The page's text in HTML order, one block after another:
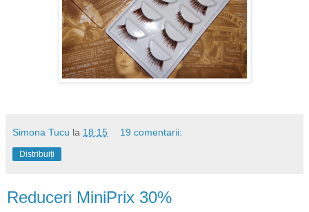
Simona Tucu la 18:15 19 comentarii:
Distribuiți
Reduceri MiniPrix 30%